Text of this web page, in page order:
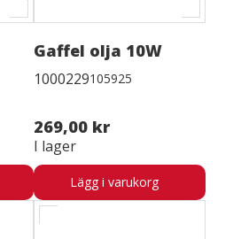
Gaffel olja 10W
1000229105925
269,00 kr
I lager
Lägg i varukorg